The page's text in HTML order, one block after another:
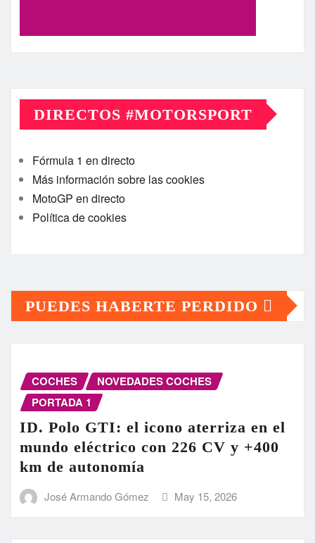
DIRECTOS #MOTORSPORT
Fórmula 1 en directo
Más información sobre las cookies
MotoGP en directo
Política de cookies
PUEDES HABERTE PERDIDO
COCHES
NOVEDADES COCHES
PORTADA 1
ID. Polo GTI: el icono aterriza en el
mundo eléctrico con 226 CV y +400
km de autonomía
José Armando Gómez May 15, 2026